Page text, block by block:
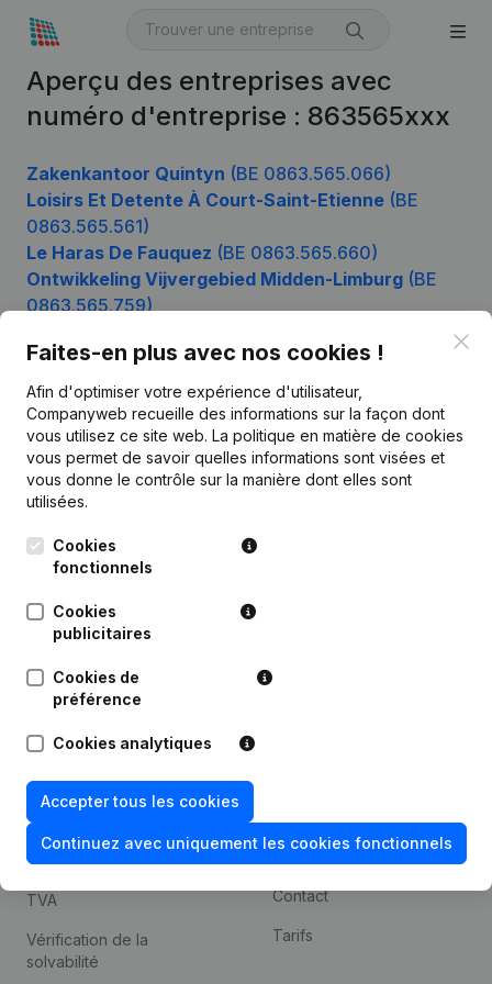
Aperçu des entreprises avec
numéro d'entreprise : 863565xxx
Zakenkantoor Quintyn (BE 0863.565.066)
Loisirs Et Detente À Court-Saint-Etienne (BE
0863.565.561)
Le Haras De Fauquez (BE 0863.565.660)
Ontwikkeling Vijvergebied Midden-Limburg (BE
0863.565.759)
Faites-en plus avec nos cookies !
Afin d'optimiser votre expérience d'utilisateur,
Companyweb recueille des informations sur la façon dont
vous utilisez ce site web. La politique en matière de cookies
vous permet de savoir quelles informations sont visées et
vous donne le contrôle sur la manière dont elles sont
utilisées.
Cookies
fonctionnels
Cookies
publicitaires
Cookies de
préférence
Cookies analytiques
Accepter tous les cookies
Continuez avec uniquement les cookies fonctionnels
Français
Kantorenpark Everest
Leuvensesteenweg
1800 Vilvoorde
Produit
Informations d’entreprise
Monitoring
Compliance et prévention
de la fraude
Consulter des comptes
annuels
TVA
Vérification de la
solvabilité
Contact
Tarifs